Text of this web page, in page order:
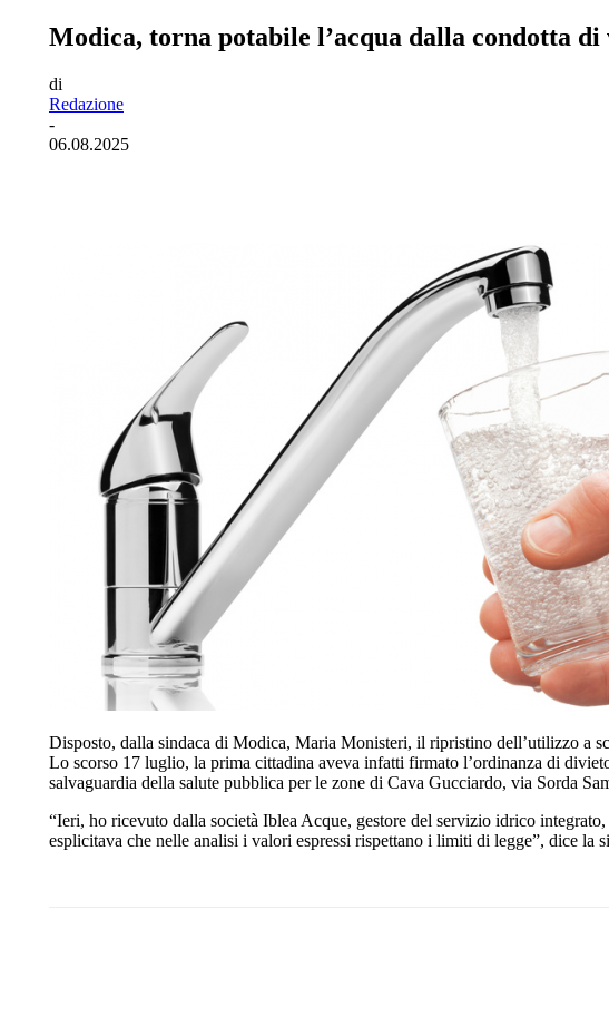
Modica, torna potabile l’acqua dalla condotta
di
Redazione
-
06.08.2025
Disposto, dalla sindaca di Modica, Maria Monisteri, il ripristino dell’utilizzo a
Lo scorso 17 luglio, la prima cittadina aveva infatti firmato l’ordinanza di
salvaguardia della salute pubblica per le zone di Cava Gucciardo, via Sorda
“Ieri, ho ricevuto dalla società Iblea Acque, gestore del servizio idrico
esplicitava che nelle analisi i valori espressi rispettano i limiti di legge”, dice la